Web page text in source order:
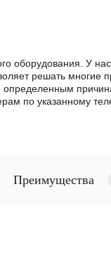
оборудования. У
решать
определенным
по указанному
Преимущества